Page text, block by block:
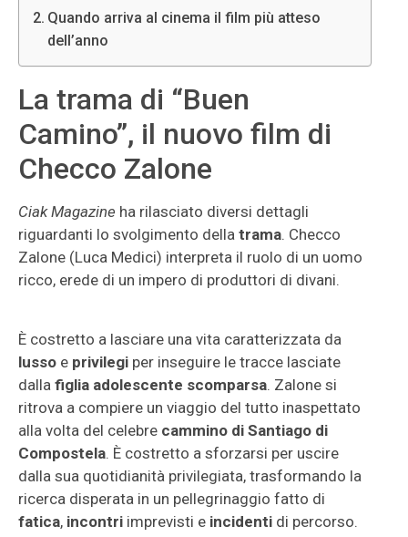
Quando arriva al cinema il film più atteso
dell’anno
La trama di “Buen
Camino”, il nuovo film di
Checco Zalone
Ciak Magazine ha rilasciato diversi dettagli
riguardanti lo svolgimento della trama. Checco
Zalone (Luca Medici) interpreta il ruolo di un uomo
ricco, erede di un impero di produttori di divani.
È costretto a lasciare una vita caratterizzata da
lusso e privilegi per inseguire le tracce lasciate
dalla figlia adolescente scomparsa. Zalone si
ritrova a compiere un viaggio del tutto inaspettato
alla volta del celebre cammino di Santiago di
Compostela. È costretto a sforzarsi per uscire
dalla sua quotidianità privilegiata, trasformando la
ricerca disperata in un pellegrinaggio fatto di
fatica, incontri imprevisti e incidenti di percorso.